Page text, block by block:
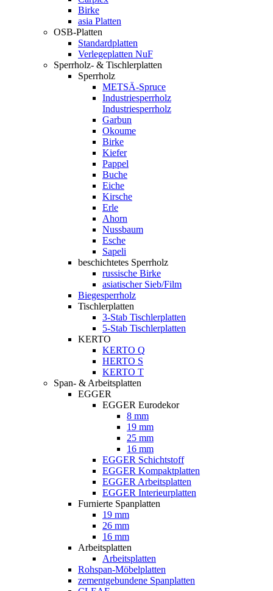
Birke
asia Platten
OSB-Platten
Standardplatten
Verlegeplatten NuF
Sperrholz- & Tischlerplatten
Sperrholz
METSÄ-Spruce
Industriesperrholz
Industriesperrholz
Garbun
Okoume
Birke
Kiefer
Pappel
Buche
Eiche
Kirsche
Erle
Ahorn
Nussbaum
Esche
Sapeli
beschichtetes Sperrholz
russische Birke
asiatischer Sieb/Film
Biegesperrholz
Tischlerplatten
3-Stab Tischlerplatten
5-Stab Tischlerplatten
KERTO
KERTO Q
HERTO S
KERTO T
Span- & Arbeitsplatten
EGGER
EGGER Eurodekor
8 mm
19 mm
25 mm
16 mm
EGGER Schichtstoff
EGGER Kompaktplatten
EGGER Arbeitsplatten
EGGER Interieurplatten
Furnierte Spanplatten
19 mm
26 mm
16 mm
Arbeitsplatten
Arbeitsplatten
Rohspan-Möbelplatten
zementgebundene Spanplatten